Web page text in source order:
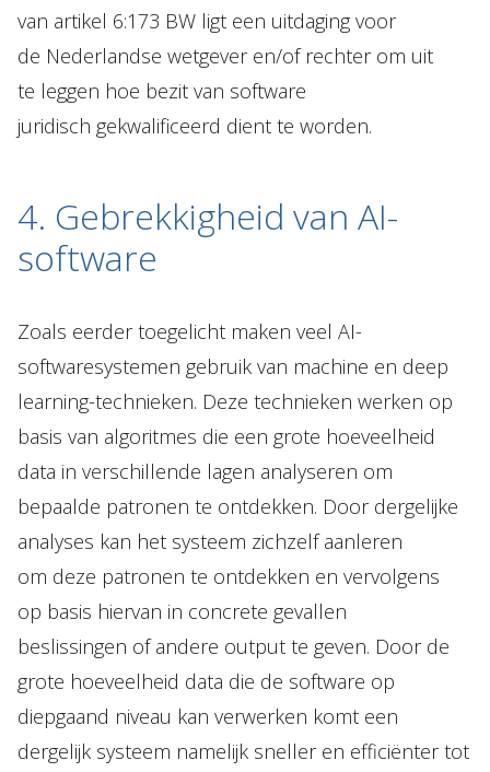
van artikel 6:173 BW ligt een uitdaging voor
de Nederlandse wetgever en/of rechter om uit
te leggen hoe bezit van software
juridisch gekwalificeerd dient te worden.
4. Gebrekkigheid van AI-
software
Zoals eerder toegelicht maken veel AI-
softwaresystemen gebruik van machine en deep
learning-technieken. Deze technieken werken op
basis van algoritmes die een grote hoeveelheid
data in verschillende lagen analyseren om
bepaalde patronen te ontdekken. Door dergelijke
analyses kan het systeem zichzelf aanleren
om deze patronen te ontdekken en vervolgens
op basis hiervan in concrete gevallen
beslissingen of andere output te geven. Door de
grote hoeveelheid data die de software op
diepgaand niveau kan verwerken komt een
dergelijk systeem namelijk sneller en efficiënter tot